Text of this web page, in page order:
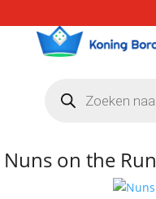
zoeken
Nuns on the Run